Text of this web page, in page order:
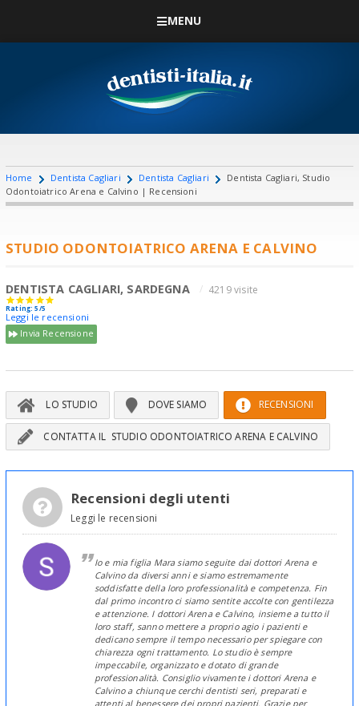
MENU
Home Dentista Cagliari Dentista Cagliari
Dentista Cagliari, Studio
Odontoiatrico Arena e Calvino | Recensioni
STUDIO ODONTOIATRICO ARENA E CALVINO
DENTISTA CAGLIARI, SARDEGNA 4219 visite
Rating: 5/5
Leggi le recensioni
Invia Recensione
LO STUDIO DOVE SIAMO RECENSIONI
CONTATTA IL STUDIO ODONTOIATRICO ARENA E CALVINO
Recensioni degli utenti
Leggi le recensioni
Io e mia figlia Mara siamo seguite dai dottori Arena e
Calvino da diversi anni e siamo estremamente
soddisfatte della loro professionalità e competenza. Fin
dal primo incontro ci siamo sentite accolte con gentilezza
e attenzione. I dottori Arena e Calvino, insieme a tutto il
loro staff, sanno mettere a proprio agio i pazienti e
dedicano sempre il tempo necessario per spiegare con
chiarezza ogni trattamento. Lo studio è sempre
impeccabile, organizzato e dotato di grande
professionalità. Consiglio vivamente i dottori Arena e
Calvino a chiunque cerchi dentisti seri, preparati e
attenti al benessere dei propri pazienti. Grazie per